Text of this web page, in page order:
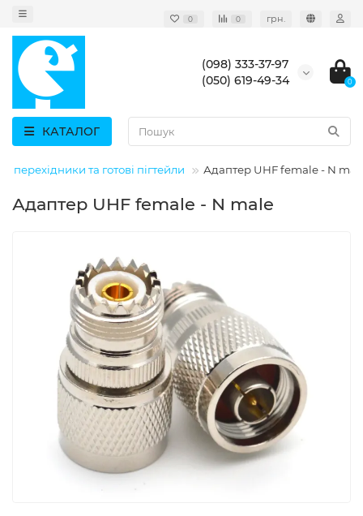
0 0 грн.
(098) 333-37-97
(050) 619-49-34
0
КАТАЛОГ
перехідники та готові пігтейли Адаптер UHF female - N
Адаптер UHF female - N male